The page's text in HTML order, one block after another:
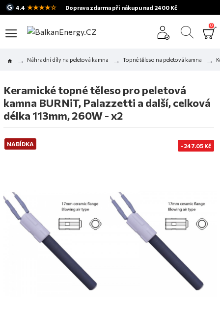
4.4 ★★★★☆ Doprava zdarma při nákupu nad 2400 Kč
0
Náhradní díly na peletová kamna Topné těleso na peletová kamna
Keramické topné těleso pro peletová
kamna BURNiT, Palazzetti a další, celková
délka 113mm, 260W - x2
NABÍDKA -247.05 Kč